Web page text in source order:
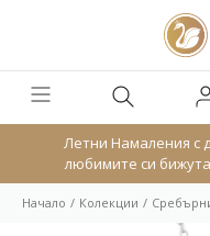
Летни Намаления с
любимите си
Начало Колекции